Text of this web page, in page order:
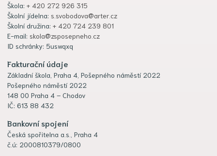
Škola: + 420 272 926 315
Školní jídelna: s.svobodova@arter.cz
Školní družina: + 420 724 239 801
E-mail: skola@zsposepneho.cz
ID schránky: 5uswqxq
Fakturační údaje
Základní škola, Praha 4, Pošepného náměstí 2022
Pošepného náměstí 2022
148 00 Praha 4 – Chodov
IČ: 613 88 432
Bankovní spojení
Česká spořitelna a.s., Praha 4
č.ú: 2000810379/0800